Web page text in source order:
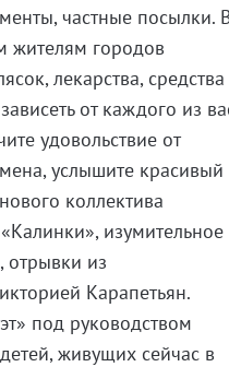
частные посылки.
жителям городов
лекарства, средства
от каждого из
удовольствие от
услышите красивый
коллектива
изумительное
отрывки из
Карапетьян.
под руководством
живущих сейчас в